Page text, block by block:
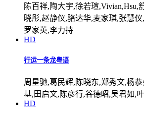
陈百祥,陶大宇,徐若瑄,Vivian,Hsu,
晓彤,赵静仪,骆达华,麦家琪,张慧
罗家英,李力持
HD
行运一条龙粤语
周星驰,葛民辉,陈晓东,郑秀文,杨
基,田启文,陈彦行,谷德昭,吴君如,
HD